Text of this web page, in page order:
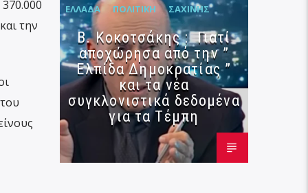
την
ΕΛΛΆΔΑ ΠΟΛΙΤΙΚΉ ΣΑΧΊΝΗΣ
Β. Κοκοτσάκης : Γιατί
αποχώρησα από την ”
Ελπίδα Δημοκρατίας ”
και τα νέα
συγκλονιστικά δεδομένα
για τα Τέμπη